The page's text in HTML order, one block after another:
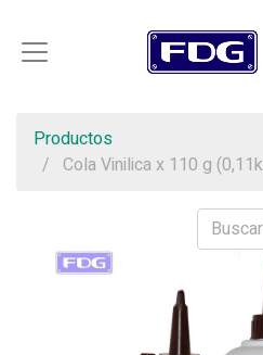
Productos
Cola Vinilica x 110 g